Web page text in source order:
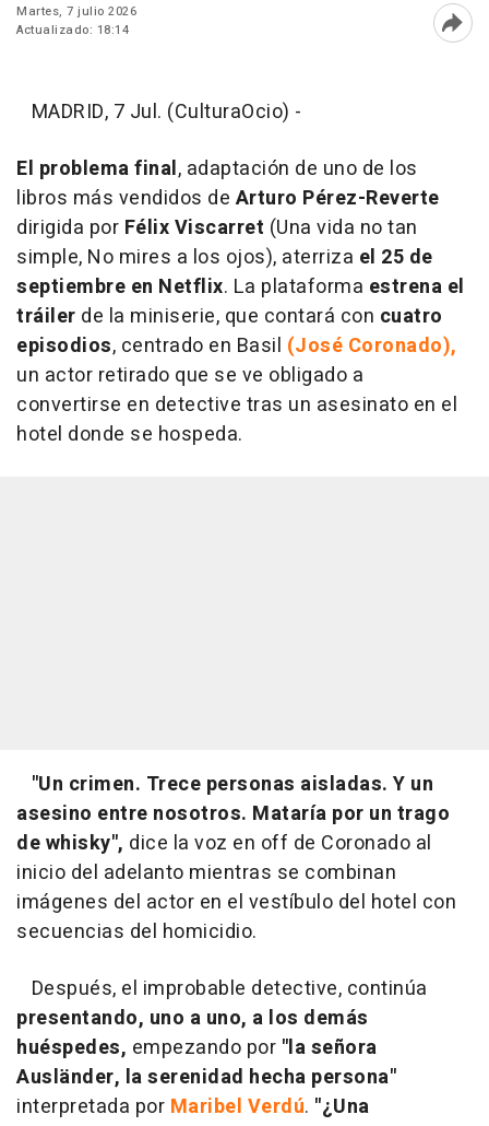
Martes, 7 julio 2026
Actualizado: 18:14
MADRID, 7 Jul. (CulturaOcio) -
El problema final, adaptación de uno de los
libros más vendidos de Arturo Pérez-Reverte
dirigida por Félix Viscarret (Una vida no tan
simple, No mires a los ojos), aterriza el 25 de
septiembre en Netflix. La plataforma estrena el
tráiler de la miniserie, que contará con cuatro
episodios, centrado en Basil (José Coronado),
un actor retirado que se ve obligado a
convertirse en detective tras un asesinato en el
hotel donde se hospeda.
"Un crimen. Trece personas aisladas. Y un
asesino entre nosotros. Mataría por un trago
de whisky", dice la voz en off de Coronado al
inicio del adelanto mientras se combinan
imágenes del actor en el vestíbulo del hotel con
secuencias del homicidio.
Después, el improbable detective, continúa
presentando, uno a uno, a los demás
huéspedes, empezando por "la señora
Ausländer, la serenidad hecha persona"
interpretada por Maribel Verdú. "¿Una